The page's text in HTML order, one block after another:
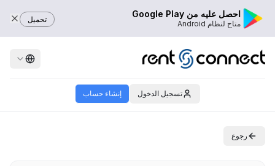
احصل عليه من Google Play
متاح لنظام Android تحميل
تسجيل الدخول إنشاء حساب
رجوع